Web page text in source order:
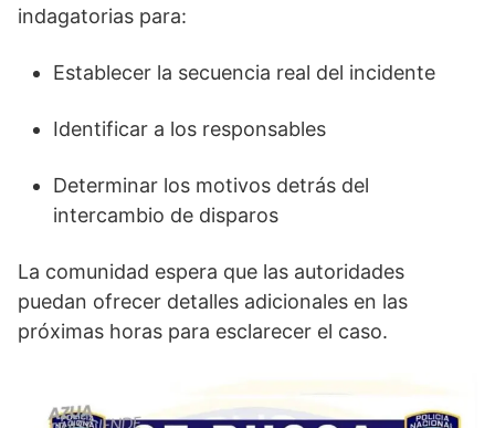
indagatorias para:
Establecer la secuencia real del incidente
Identificar a los responsables
Determinar los motivos detrás del
intercambio de disparos
La comunidad espera que las autoridades
puedan ofrecer detalles adicionales en las
próximas horas para esclarecer el caso.